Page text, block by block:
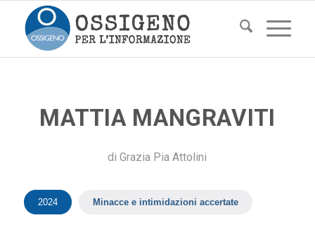
MATTIA MANGRAVITI
diGrazia Pia Attolini
2024 Minacce e intimidazioni accertate